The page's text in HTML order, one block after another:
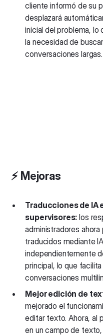
cliente informó de su
desplazará
inicial del problema, lo
la necesidad de
conversaciones largas.
⚡️ Mejoras
Traducciones de IA
supervisores: los
administradores
traducidos mediante
independientemente
principal, lo que
conversaciones
Mejor edición de
mejorado el
editar texto. Ahora, al
en un campo de